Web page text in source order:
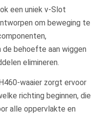
een uniek v-Slot
om beweging te
de behoefte aan wiggen
elimineren.
waaier zorgt ervoor
richting beginnen, die
alle oppervlakte en